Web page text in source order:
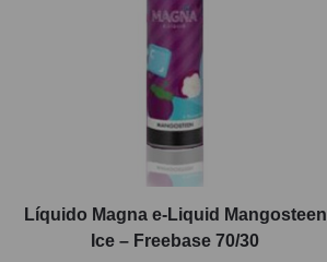
Líquido Magna e-Liquid Mangosteen
Ice – Freebase 70/30